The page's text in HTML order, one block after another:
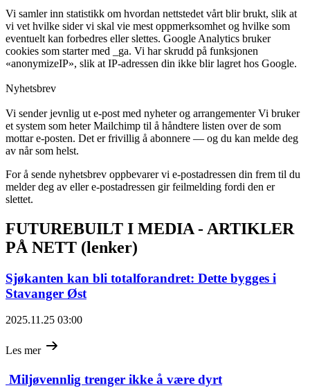
Vi samler inn statistikk om hvordan nettstedet vårt blir brukt, slik at
vi vet hvilke sider vi skal vie mest oppmerksomhet og hvilke som
eventuelt kan forbedres eller slettes. Google Analytics bruker
cookies som starter med _ga. Vi har skrudd på funksjonen
«anonymizeIP», slik at IP-adressen din ikke blir lagret hos Google.
Nyhetsbrev
Vi sender jevnlig ut e-post med nyheter og arrangementer Vi bruker
et system som heter Mailchimp til å håndtere listen over de som
mottar e-posten. Det er frivillig å abonnere — og du kan melde deg
av når som helst.
For å sende nyhetsbrev oppbevarer vi e-postadressen din frem til du
melder deg av eller e-postadressen gir feilmelding fordi den er
slettet.
FUTUREBUILT I MEDIA - ARTIKLER
PÅ NETT (lenker)
Sjøkanten kan bli totalforandret: Dette bygges i
Stavanger Øst
2025.11.25 03:00
Les mer
 Miljøvennlig trenger ikke å være dyrt